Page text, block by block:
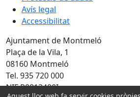
Avís legal
Accessibilitat
Ajuntament de Montmeló
Plaça de la Vila, 1
08160 Montmeló
Tel. 935 720 000
NIF P0813400I